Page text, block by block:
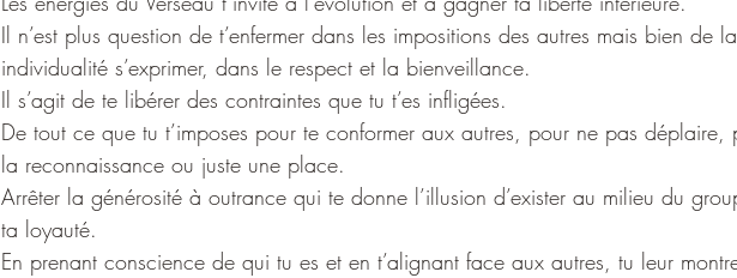
Il n’est plus question de t’enfermer dans les impositions des autres mais bien de
individualité s’exprimer, dans le respect et la bienveillance.
Il s’agit de te libérer des contraintes que tu t’es infligées.
De tout ce que tu t’imposes pour te conformer aux autres, pour ne pas déplaire,
la reconnaissance ou juste une place.
Arrêter la générosité à outrance qui te donne l’illusion d’exister au milieu du
ta loyauté.
En prenant conscience de qui tu es et en t’alignant face aux autres, tu leur